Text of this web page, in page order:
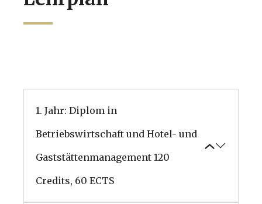
1. Jahr: Diplom in
Betriebswirtschaft und Hotel- und
Gaststättenmanagement 120
Credits, 60 ECTS